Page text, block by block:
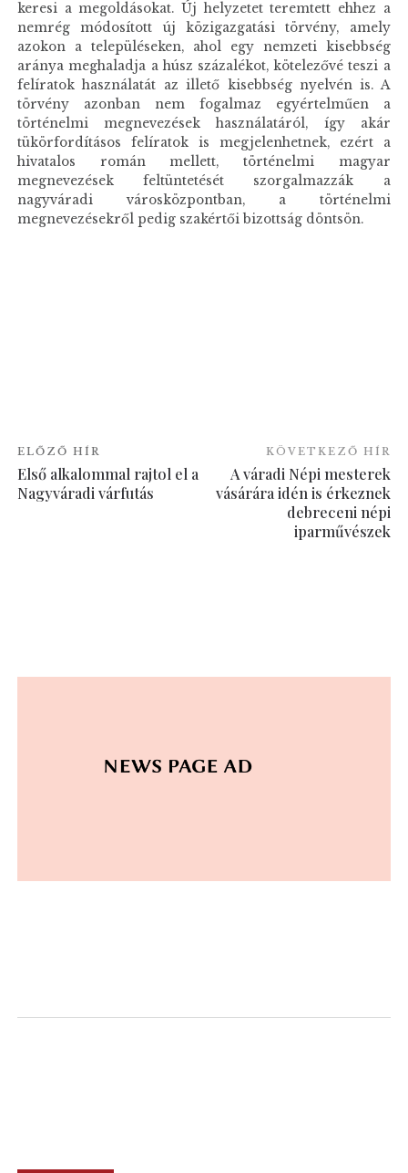
keresi a megoldásokat. Új helyzetet teremtett ehhez a
nemrég módosított új közigazgatási törvény, amely
azokon a településeken, ahol egy nemzeti kisebbség
aránya meghaladja a húsz százalékot, kötelezővé teszi a
felíratok használatát az illető kisebbség nyelvén is. A
törvény azonban nem fogalmaz egyértelműen a
történelmi megnevezések használatáról, így akár
tükörfordításos felíratok is megjelenhetnek, ezért a
hivatalos román mellett, történelmi magyar
megnevezések feltüntetését szorgalmazzák a
nagyváradi városközpontban, a történelmi
megnevezésekről pedig szakértői bizottság döntsön.
ELŐZŐ HÍR
Első alkalommal rajtol el a
Nagyváradi várfutás
KÖVETKEZŐ HÍR
A váradi Népi mesterek
vásárára idén is érkeznek
debreceni népi
iparművészek